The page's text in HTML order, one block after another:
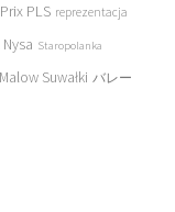
PLS reprezentacja
Staropolanka
Suwałki バレー